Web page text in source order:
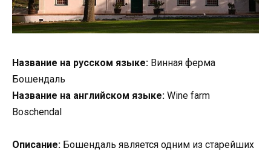
Название на русском языке: Винная ферма
Бошендаль
Название на английском языке: Wine farm
Boschendal
Описание: Бошендаль является одним из старейших